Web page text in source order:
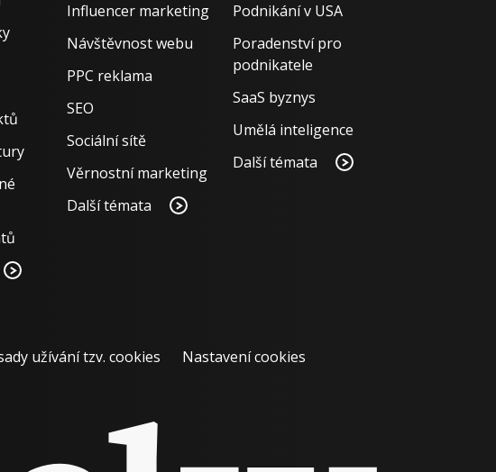
Influencer marketing
Návštěvnost webu
PPC reklama
SEO
Sociální sítě
Věrnostní marketing
Další témata
Podnikání v USA
Poradenství pro
podnikatele
SaaS byznys
Umělá inteligence
Další témata
užívání tzv. cookies Nastavení cookies